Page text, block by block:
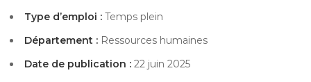
Type d’emploi : Temps plein
Département : Ressources humaines
Date de publication : 22 juin 2025